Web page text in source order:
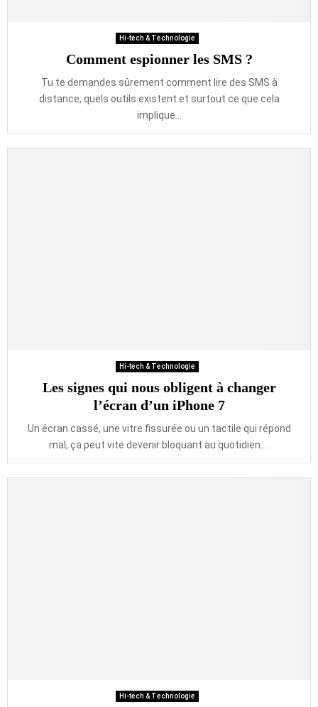
Hi-tech & Technologie
Comment espionner les SMS ?
Tu te demandes sûrement comment lire des SMS à
distance, quels outils existent et surtout ce que cela
implique...
Hi-tech & Technologie
Les signes qui nous obligent à changer
l’écran d’un iPhone 7
Un écran cassé, une vitre fissurée ou un tactile qui répond
mal, ça peut vite devenir bloquant au quotidien....
Hi-tech & Technologie